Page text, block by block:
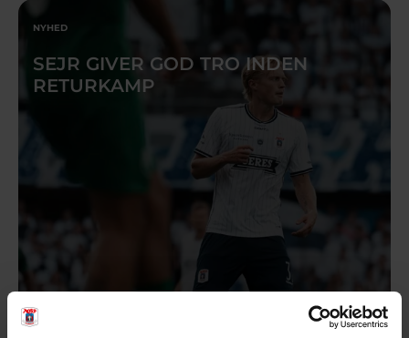
NYHED
SEJR GIVER GOD TRO INDEN
RETURKAMP
05.08.2026